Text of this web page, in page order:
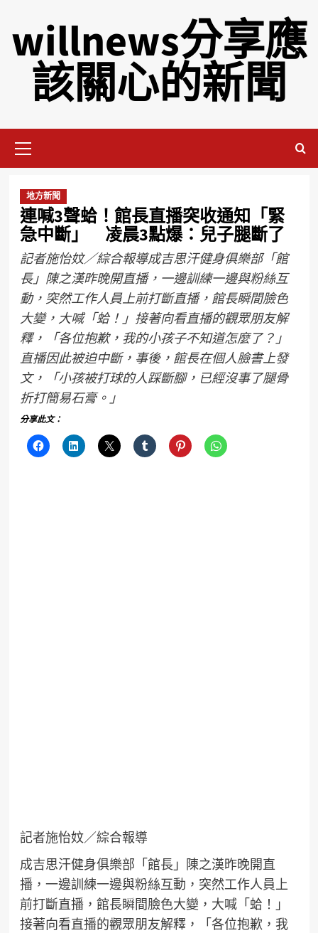
willnews分享應
該關心的新聞
地方新聞
連喊3聲蛤！館長直播突收通知「緊
急中斷」 凌晨3點爆：兒子腿斷了
記者施怡妏／綜合報導成吉思汗健身俱樂部「館
長」陳之漢昨晚開直播，一邊訓練一邊與粉絲互
動，突然工作人員上前打斷直播，館長瞬間臉色
大變，大喊「蛤！」接著向看直播的觀眾朋友解
釋，「各位抱歉，我的小孩子不知道怎麼了？」
直播因此被迫中斷，事後，館長在個人臉書上發
文，「小孩被打球的人踩斷腳，已經沒事了腿骨
折打簡易石膏。」
分享此文：
記者施怡妏／綜合報導
成吉思汗健身俱樂部「館長」陳之漢昨晚開直
播，一邊訓練一邊與粉絲互動，突然工作人員上
前打斷直播，館長瞬間臉色大變，大喊「蛤！」
接著向看直播的觀眾朋友解釋，「各位抱歉，我